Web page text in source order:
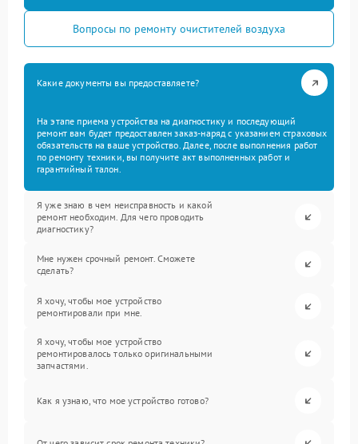
Вопросы по ремонту очистителей воздуха
Какие документы вы предоставляете?
На этапе приема устройства на диагностику и последующий
ремонт вам будет предоставлен заказ-наряд с указанием страховых
обязательств на ваше устройство. Далее, после выполнения работ
по ремонту техники, вы получите акт выполненных работ и
гарантийный талон.
Я уже знаю в чем неисправность и какой
ремонт необходим. Для чего проводить
диагностику?
Мне нужен срочный ремонт. Сможете
сделать?
Я хочу, чтобы мое устройство
ремонтировали при мне.
Я хочу, чтобы мое устройство
ремонтировалось только оригинальными
запчастями.
Как я узнаю, что мое устройство готово?